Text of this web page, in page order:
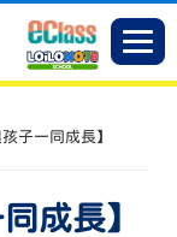
子一同成長】
成長】